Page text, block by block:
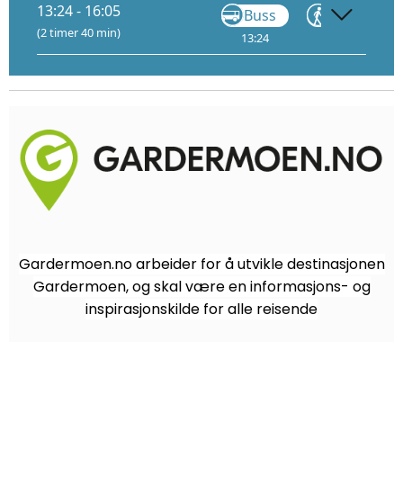
13:24 - 16:05
(2 timer 40 min)
Buss
13:24
Gå
Gardermoen.no arbeider for å utvikle destinasjonen
Gardermoen, og skal være en informasjons- og
inspirasjonskilde for alle reisende